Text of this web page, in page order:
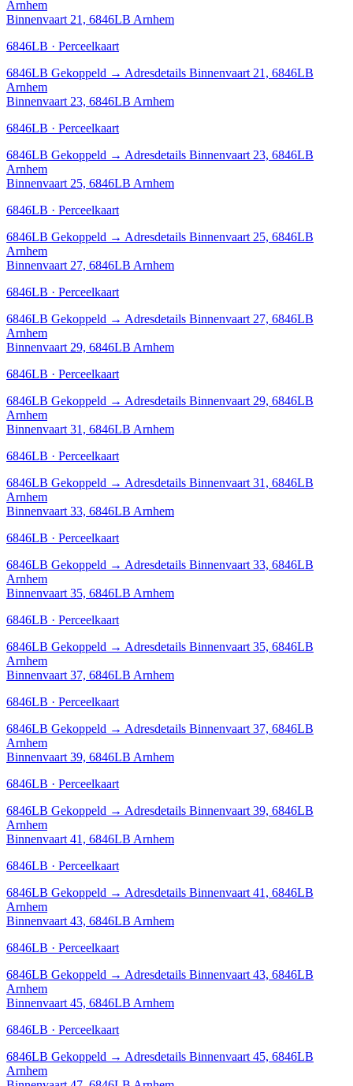
Arnhem
Binnenvaart 21, 6846LB Arnhem
6846LB · Perceelkaart
6846LB Gekoppeld → Adresdetails Binnenvaart 21, 6846LB
Arnhem
Binnenvaart 23, 6846LB Arnhem
6846LB · Perceelkaart
6846LB Gekoppeld → Adresdetails Binnenvaart 23, 6846LB
Arnhem
Binnenvaart 25, 6846LB Arnhem
6846LB · Perceelkaart
6846LB Gekoppeld → Adresdetails Binnenvaart 25, 6846LB
Arnhem
Binnenvaart 27, 6846LB Arnhem
6846LB · Perceelkaart
6846LB Gekoppeld → Adresdetails Binnenvaart 27, 6846LB
Arnhem
Binnenvaart 29, 6846LB Arnhem
6846LB · Perceelkaart
6846LB Gekoppeld → Adresdetails Binnenvaart 29, 6846LB
Arnhem
Binnenvaart 31, 6846LB Arnhem
6846LB · Perceelkaart
6846LB Gekoppeld → Adresdetails Binnenvaart 31, 6846LB
Arnhem
Binnenvaart 33, 6846LB Arnhem
6846LB · Perceelkaart
6846LB Gekoppeld → Adresdetails Binnenvaart 33, 6846LB
Arnhem
Binnenvaart 35, 6846LB Arnhem
6846LB · Perceelkaart
6846LB Gekoppeld → Adresdetails Binnenvaart 35, 6846LB
Arnhem
Binnenvaart 37, 6846LB Arnhem
6846LB · Perceelkaart
6846LB Gekoppeld → Adresdetails Binnenvaart 37, 6846LB
Arnhem
Binnenvaart 39, 6846LB Arnhem
6846LB · Perceelkaart
6846LB Gekoppeld → Adresdetails Binnenvaart 39, 6846LB
Arnhem
Binnenvaart 41, 6846LB Arnhem
6846LB · Perceelkaart
6846LB Gekoppeld → Adresdetails Binnenvaart 41, 6846LB
Arnhem
Binnenvaart 43, 6846LB Arnhem
6846LB · Perceelkaart
6846LB Gekoppeld → Adresdetails Binnenvaart 43, 6846LB
Arnhem
Binnenvaart 45, 6846LB Arnhem
6846LB · Perceelkaart
6846LB Gekoppeld → Adresdetails Binnenvaart 45, 6846LB
Arnhem